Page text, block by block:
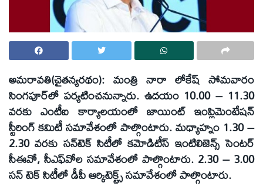
అమరావతి(చైతన్యరథం): మంత్రి నారా లోకేష్ సోమవారం
సింగపూర్‌లో పర్యటించనున్నారు. ఉదయం 10.00 – 11.30
వరకు ఎంటీఐ కార్యాలయంలో జాయింట్ ఇంప్లిమెంటేషన్
స్టీరింగ్ కమిటీ సమావేశంలో పాల్గొంటారు. మధ్యాహ్నం 1.30 –
2.30 వరకు సన్‌టెక్ సిటీలో కమోడిటీస్ ఇంటిలిజెన్స్ సెంటర్
సీఈవో, సీఎఫ్‌వోల సమావేశంలో పాల్గొంటారు. 2.30 – 3.00
సన్ టెక్ సిటీలో డీపీ ఆర్కిటెక్ట్స్ సమావేశంలో పాల్గొంటారు.